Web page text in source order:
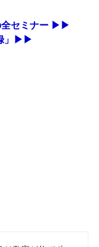
全セミナー ▶▶
」▶▶